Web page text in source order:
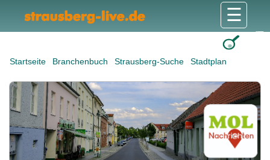
Startseite Branchenbuch Strausberg-Suche Stadtplan
☰